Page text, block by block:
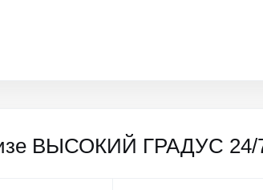
ВЫСОКИЙ ГРАДУС 24/